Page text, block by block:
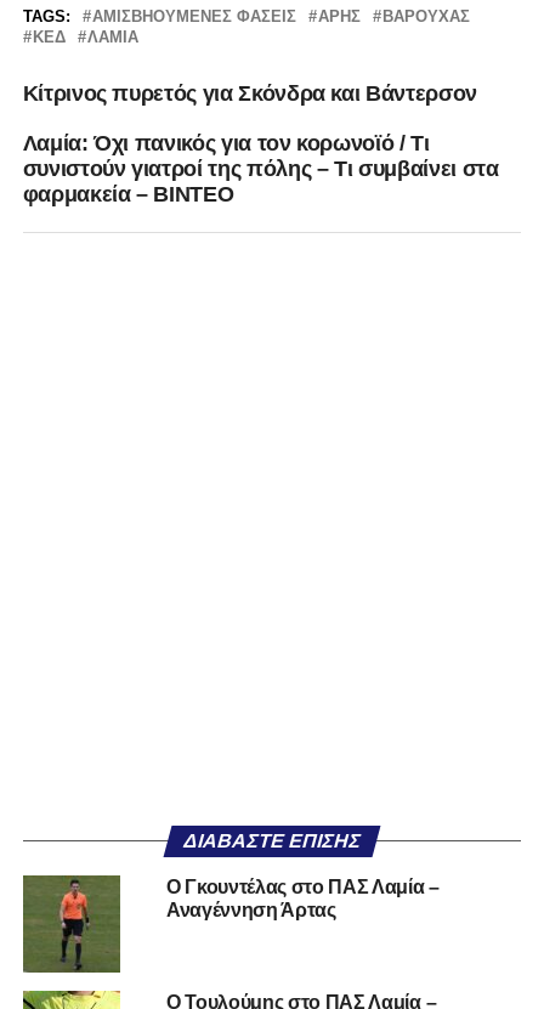
TAGS: ΑΜΙΣΒΗΟΥΜΕΝΕΣ ΦΑΣΕΙΣ ΆΡΗΣ
ΒΑΡΟΥΧΑΣ
ΚΕΔ
ΛΑΜΊΑ
Κίτρινος πυρετός για Σκόνδρα και Βάντερσον
Λαμία: Όχι πανικός για τον κορωνοϊό / Τι
συνιστούν γιατροί της πόλης – Τι συμβαίνει στα
φαρμακεία – ΒΙΝΤΕΟ
ΔΙΑΒΆΣΤΕ ΕΠΊΣΗΣ
O Γκουντέλας στο ΠΑΣ Λαμία –
Αναγέννηση Άρτας
O Τουλούμης στο ΠΑΣ Λαμία –